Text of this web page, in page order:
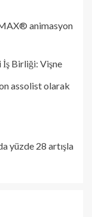
animasyon
İş Birliği: Vişne
assolist olarak
yüzde 28 artışla